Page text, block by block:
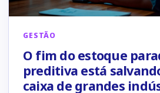
GESTÃO
O fim do estoque
preditiva está
caixa de grandes